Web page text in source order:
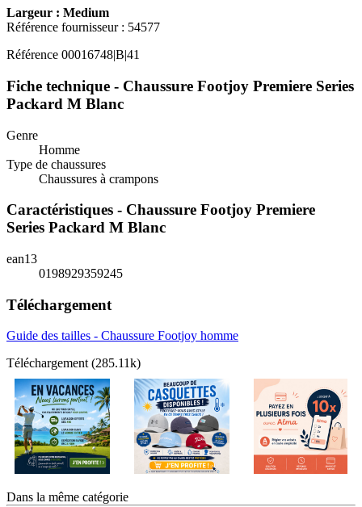
Largeur : Medium
Référence fournisseur : 54577
Référence 00016748|B|41
Fiche technique - Chaussure Footjoy Premiere Series
Packard M Blanc
Genre
Homme
Type de chaussures
Chaussures à crampons
Caractéristiques - Chaussure Footjoy Premiere
Series Packard M Blanc
ean13
0198929359245
Téléchargement
Guide des tailles - Chaussure Footjoy homme
Téléchargement (285.11k)
Dans la même catégorie